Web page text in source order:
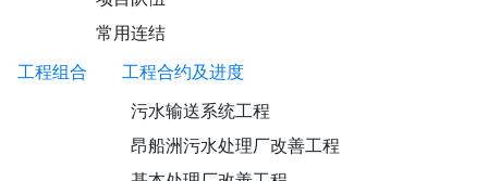
常用连结
工程组合
工程合约及进度
污水输送系统工程
昂船洲污水处理厂改善工程